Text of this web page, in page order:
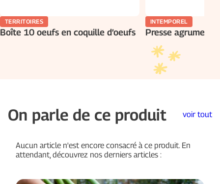
TERRITOIRES
Boîte 10 oeufs en coquille d’oeufs
INTEMPOREL
Presse agrumes
On parle de ce produit voir tout
Aucun article n'est encore consacré à ce produit. En
attendant, découvrez nos derniers articles :